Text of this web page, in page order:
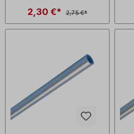
2,30 €* 2,75 €*